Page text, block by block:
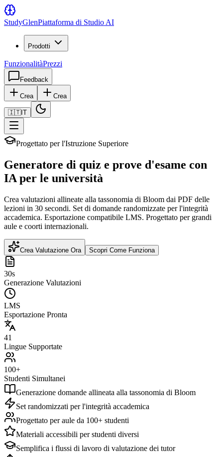
StudyGlenPiattaforma di Studio AI
Prodotti
FunzionalitàPrezzi
Feedback
Crea Crea
🇮🇹IT
Progettato per l'Istruzione Superiore
Generatore di quiz e prove d'esame con
IA per le università
Crea valutazioni allineate alla tassonomia di Bloom dai PDF delle
lezioni in 30 secondi. Set di domande randomizzate per l'integrità
accademica. Esportazione compatibile LMS. Progettato per grandi
aule e coorti internazionali.
Crea Valutazione Ora Scopri Come Funziona
30s
Generazione Valutazioni
LMS
Esportazione Pronta
41
Lingue Supportate
100+
Studenti Simultanei
Generazione domande allineata alla tassonomia di Bloom
Set randomizzati per l'integrità accademica
Progettato per aule da 100+ studenti
Materiali accessibili per studenti diversi
Semplifica i flussi di lavoro di valutazione dei tutor